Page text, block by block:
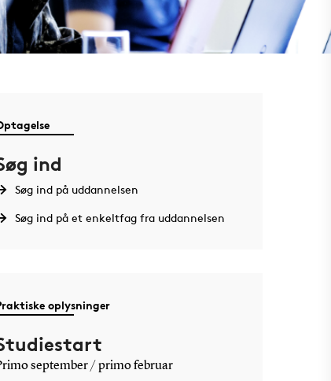
ind
Søg ind på uddannelsen
Søg ind på et enkeltfag fra uddannelsen
oplysninger
september / primo februar